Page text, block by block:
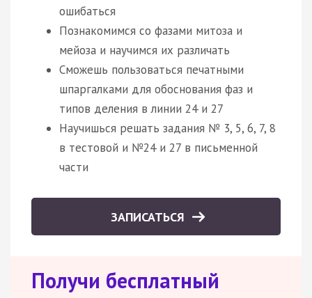
ошибаться
Познакомимся со фазами митоза и
мейоза и научимся их различать
Сможешь пользоваться печатными
шпаргалками для обоснования фаз и
типов деления в линии 24 и 27
Научишься решать задания № 3, 5, 6, 7, 8
в тестовой и №24 и 27 в письменной
части
ЗАПИСАТЬСЯ
Получи бесплатный